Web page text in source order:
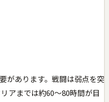
があります。戦闘は弱点を突
アまでは約60〜80時間が目